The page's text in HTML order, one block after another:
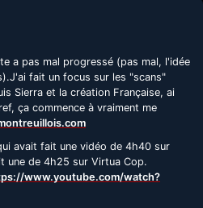
a pas mal progressé (pas mal, l'idée
fait un focus sur les "scans"
Sierra et la création Française, ai
ça commence à vraiment me
avait fait une vidéo de 4h40 sur
une de 4h25 sur Virtua Cop.
www.youtube.com/watch?